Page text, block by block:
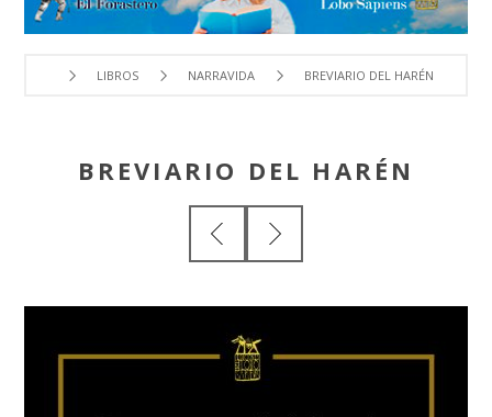
LIBROS NARRAVIDA BREVIARIO DEL HARÉN
BREVIARIO DEL HARÉN